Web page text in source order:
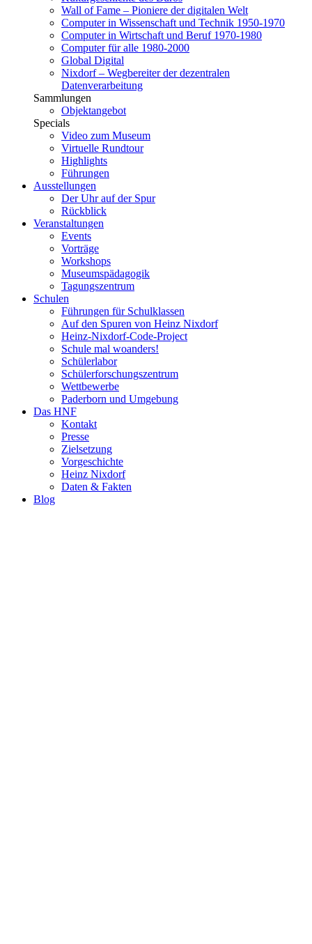
Wall of Fame – Pioniere der digitalen Welt
Computer in Wissenschaft und Technik 1950-1970
Computer in Wirtschaft und Beruf 1970-1980
Computer für alle 1980-2000
Global Digital
Nixdorf – Wegbereiter der dezentralen
Datenverarbeitung
Sammlungen
Objektangebot
Specials
Video zum Museum
Virtuelle Rundtour
Highlights
Führungen
Ausstellungen
Der Uhr auf der Spur
Rückblick
Veranstaltungen
Events
Vorträge
Workshops
Museumspädagogik
Tagungszentrum
Schulen
Führungen für Schulklassen
Auf den Spuren von Heinz Nixdorf
Heinz-Nixdorf-Code-Project
Schule mal woanders!
Schülerlabor
Schülerforschungszentrum
Wettbewerbe
Paderborn und Umgebung
Das HNF
Kontakt
Presse
Zielsetzung
Vorgeschichte
Heinz Nixdorf
Daten & Fakten
Blog